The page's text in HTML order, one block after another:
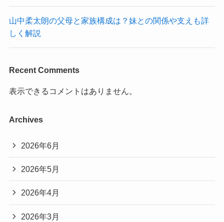
山中柔太朗の父母と家族構成は？妹との関係や支えも詳
しく解説
Recent Comments
表示できるコメントはありません。
Archives
2026年6月
2026年5月
2026年4月
2026年3月